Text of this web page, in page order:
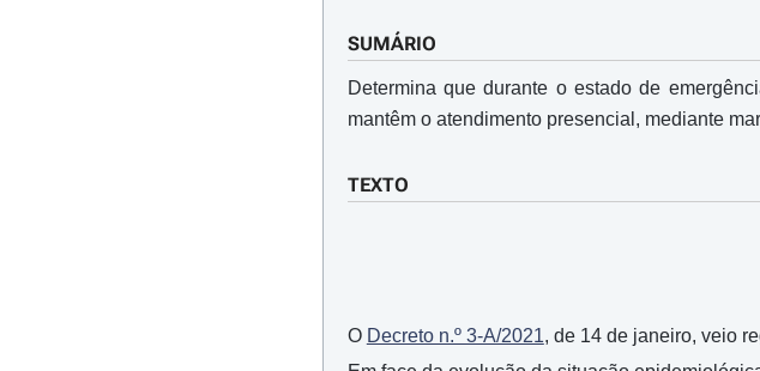
SUMÁRIO
Determina que durante o estado de
mantêm o atendimento presencial, mediante
TEXTO
O Decreto n.º 3-A/2021, de 14 de janeiro, veio